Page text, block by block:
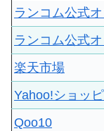
ランコム公式
ランコム公式
楽天市場
Yahoo!ショッ
Qoo10